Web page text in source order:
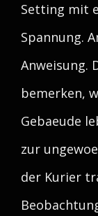
Setting mit
Spannung.
Anweisung.
bemerken,
Gebaeude
zur
der Kurier